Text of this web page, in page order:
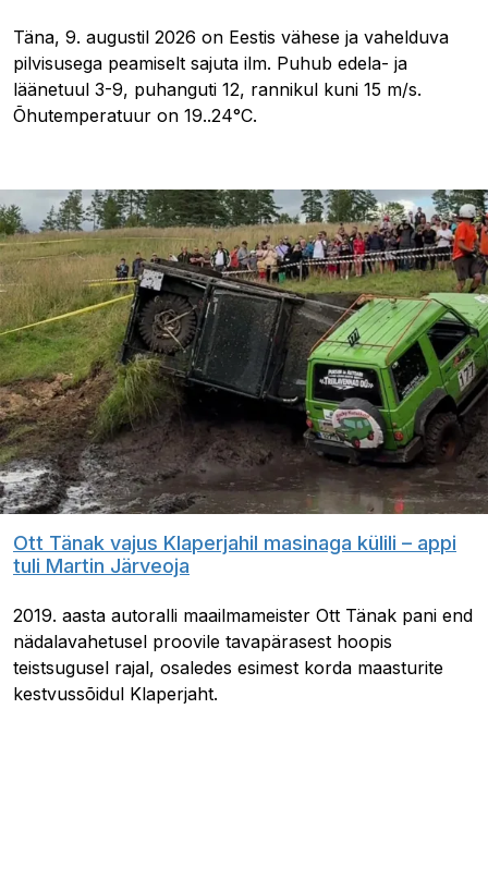
Täna, 9. augustil 2026 on Eestis vähese ja vahelduva
pilvisusega peamiselt sajuta ilm. Puhub edela- ja
läänetuul 3-9, puhanguti 12, rannikul kuni 15 m/s.
Õhutemperatuur on 19..24°C.
Ott Tänak vajus Klaperjahil masinaga külili – appi
tuli Martin Järveoja
2019. aasta autoralli maailmameister Ott Tänak pani end
nädalavahetusel proovile tavapärasest hoopis
teistsugusel rajal, osaledes esimest korda maasturite
kestvussõidul Klaperjaht.